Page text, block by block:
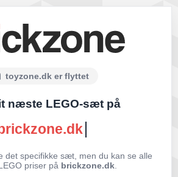
toyzone.dk er flyttet
næste LEGO-sæt på
brickzone.dk
det specifikke sæt, men du kan se alle
priser på brickzone.dk